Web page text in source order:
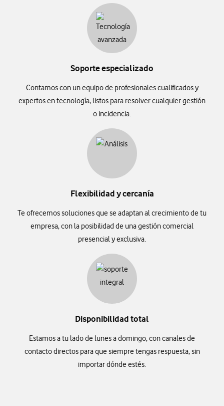
Soporte especializado
Contamos con un equipo de profesionales cualificados y
expertos en tecnología, listos para resolver cualquier gestión
o incidencia.
Flexibilidad y cercanía
Te ofrecemos soluciones que se adaptan al crecimiento de tu
empresa, con la posibilidad de una gestión comercial
presencial y exclusiva.
Disponibilidad total
Estamos a tu lado de lunes a domingo, con canales de
contacto directos para que siempre tengas respuesta, sin
importar dónde estés.